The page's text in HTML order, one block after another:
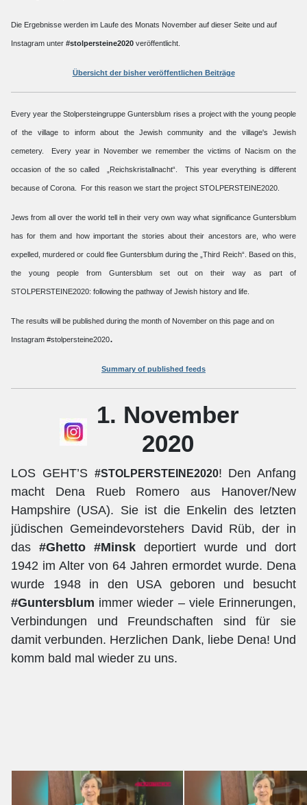
Die Ergebnisse werden im Laufe des Monats November auf dieser Seite und auf
Instagram unter #stolpersteine2020 veröffentlicht.
Übersicht der bisher veröffentlichen Beiträge
Every year the Stolpersteingruppe Guntersblum rises a project with the young people
of the village to inform about the Jewish community and the village's Jewish
cemetery. Every year in November we remember the victims of Nacism on the
occasion of the so called „Reichskristallnacht“. This year everything is different
because of Corona. For this reason we start the project STOLPERSTEINE2020.
Jews from all over the world tell in their very own way what significance Guntersblum
has for them and how important the stories about their ancestors are, who were
expelled, murdered or could flee Guntersblum during the „Third Reich“. Based on this,
the young people from Guntersblum set out on their way as part of
STOLPERSTEINE2020: following the pathway of Jewish history and life.
The results will be published during the month of November on this page and on
Instagram #stolpersteine2020.
Summary of published feeds
1. November
2020
LOS GEHT’S #STOLPERSTEINE2020! Den Anfang
macht Dena Rueb Romero aus Hanover/New
Hampshire (USA). Sie ist die Enkelin des letzten
jüdischen Gemeindevorstehers David Rüb, der in
das #Ghetto #Minsk deportiert wurde und dort
1942 im Alter von 64 Jahren ermordet wurde. Dena
wurde 1948 in den USA geboren und besucht
#Guntersblum immer wieder – viele Erinnerungen,
Verbindungen und Freundschaften sind für sie
damit verbunden. Herzlichen Dank, liebe Dena! Und
komm bald mal wieder zu uns.